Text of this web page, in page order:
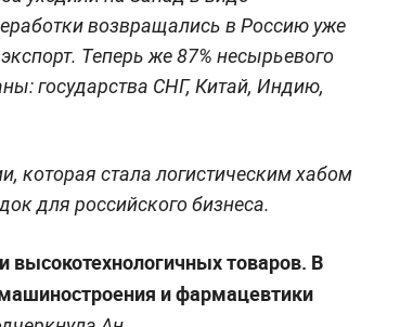
возвращались в Россию уже
Теперь же 87% несырьевого
государства СНГ, Китай, Индию,
которая стала логистическим хабом
для российского бизнеса.
высокотехнологичных товаров. В
и фармацевтики